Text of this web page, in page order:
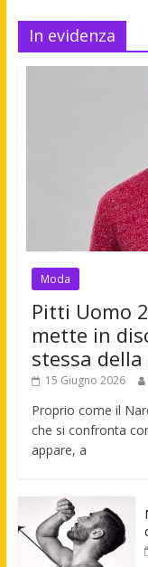
In evidenza
Moda
Pitti Uomo
mette in
stessa
15 Giugno 2026
Proprio come il
che si confronta
appare, a